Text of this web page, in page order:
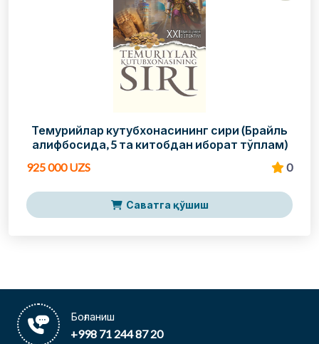
Темурийлар кутубхонасининг сири (Брайль
алифбосида, 5 та китобдан иборат тўплам)
925 000 UZS
0
Саватга қўшиш
Боғланиш
+998 71 244 87 20